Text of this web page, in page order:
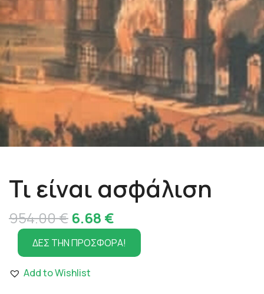
Τι είναι ασφάλιση
954.00€ Original
price
was:
954.00 €.
6.68 €
τρέχουσα
τιμή
ΔΕΣ ΤΗΝ ΠΡΟΣΦΟΡΑ!
Add to Wishlist